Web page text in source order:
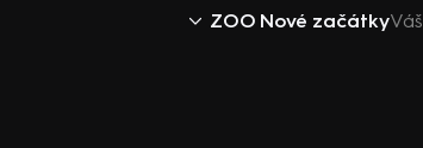
ZOO Nové začátky